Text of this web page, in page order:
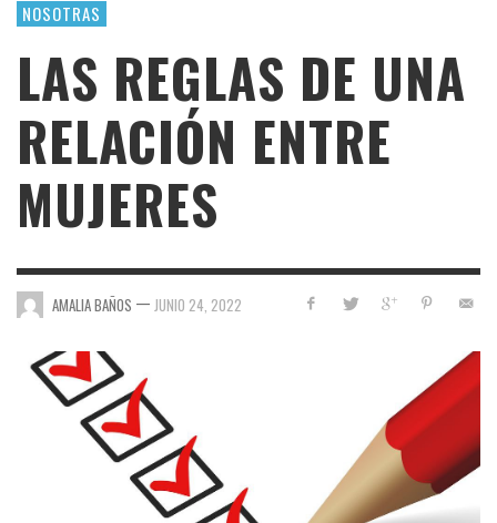
NOSOTRAS
LAS REGLAS DE UNA
RELACIÓN ENTRE
MUJERES
AMALIA BAÑOS — JUNIO 24, 2022